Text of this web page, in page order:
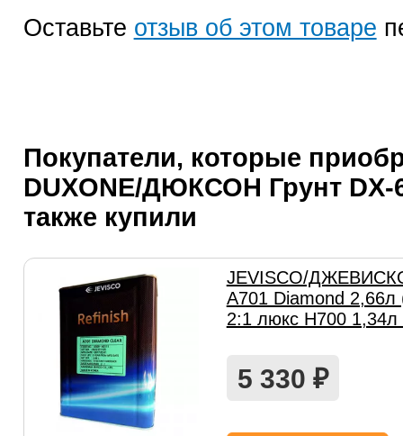
Оставьте отзыв об этом товаре
Покупатели, которые
DUXONE/ДЮКСОН Грунт DX-
также купили
JEVISCO/
A701 Diamond
2:1 люкс H700 1,34л
5 330 ₽